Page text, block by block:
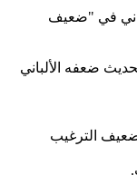
في "ضعيف
ضعفه الألباني
الترغيب